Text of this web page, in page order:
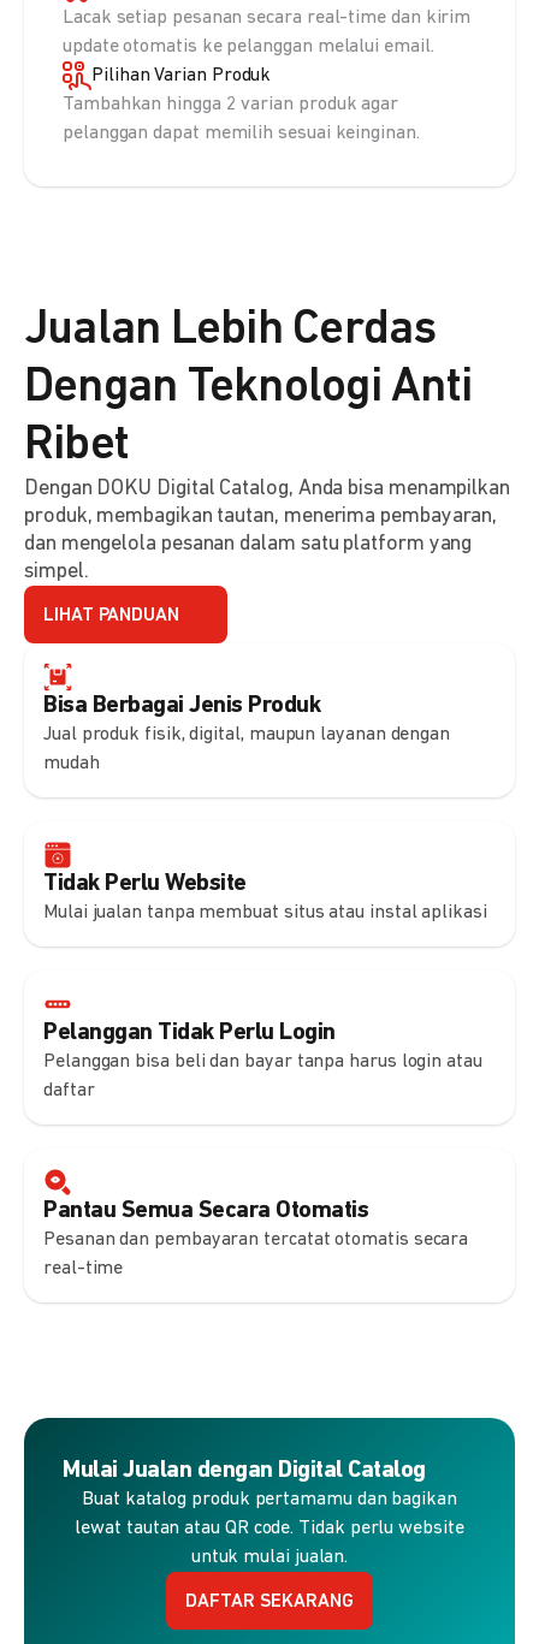
Lacak setiap pesanan secara real-time dan kirim
update otomatis ke pelanggan melalui email.
Pilihan Varian Produk
Tambahkan hingga 2 varian produk agar
pelanggan dapat memilih sesuai keinginan.
Bisa Berbagai Jenis Produk
Jual produk fisik, digital, maupun layanan dengan
mudah
Tidak Perlu Website
Mulai jualan tanpa membuat situs atau instal aplikasi
Pelanggan Tidak Perlu Login
Pelanggan bisa beli dan bayar tanpa harus login atau
daftar
Pantau Semua Secara Otomatis
Pesanan dan pembayaran tercatat otomatis secara
real-time
Jualan Lebih Cerdas
Dengan Teknologi Anti
Ribet
Dengan DOKU Digital Catalog, Anda bisa menampilkan
produk, membagikan tautan, menerima pembayaran,
dan mengelola pesanan dalam satu platform yang
simpel.
LIHAT PANDUAN
Mulai Jualan dengan Digital Catalog
Buat katalog produk pertamamu dan bagikan
lewat tautan atau QR code. Tidak perlu website
untuk mulai jualan.
DAFTAR SEKARANG